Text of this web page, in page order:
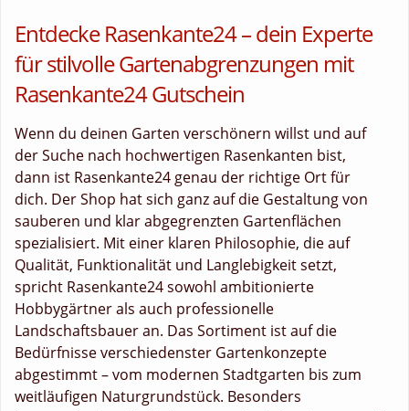
Entdecke Rasenkante24 – dein Experte
für stilvolle Gartenabgrenzungen mit
Rasenkante24 Gutschein
Wenn du deinen Garten verschönern willst und auf
der Suche nach hochwertigen Rasenkanten bist,
dann ist Rasenkante24 genau der richtige Ort für
dich. Der Shop hat sich ganz auf die Gestaltung von
sauberen und klar abgegrenzten Gartenflächen
spezialisiert. Mit einer klaren Philosophie, die auf
Qualität, Funktionalität und Langlebigkeit setzt,
spricht Rasenkante24 sowohl ambitionierte
Hobbygärtner als auch professionelle
Landschaftsbauer an. Das Sortiment ist auf die
Bedürfnisse verschiedenster Gartenkonzepte
abgestimmt – vom modernen Stadtgarten bis zum
weitläufigen Naturgrundstück. Besonders